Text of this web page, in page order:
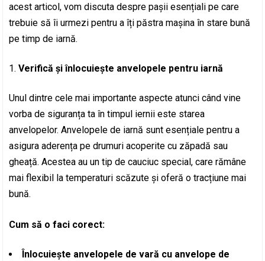
acest articol, vom discuta despre pașii esențiali pe care
trebuie să îi urmezi pentru a îți păstra mașina în stare bună
pe timp de iarnă.
Verifică și înlocuiește anvelopele pentru iarnă
Unul dintre cele mai importante aspecte atunci când vine
vorba de siguranța ta în timpul iernii este starea
anvelopelor. Anvelopele de iarnă sunt esențiale pentru a
asigura aderența pe drumuri acoperite cu zăpadă sau
gheață. Acestea au un tip de cauciuc special, care rămâne
mai flexibil la temperaturi scăzute și oferă o tracțiune mai
bună.
Cum să o faci corect:
Înlocuiește anvelopele de vară cu anvelope de